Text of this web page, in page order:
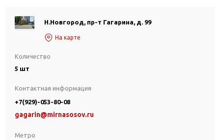
Н.Новгород, пр-т Гагарина, д. 99
На карте
Количество
5 шт
Метро
Контактная информация
+7(929)-053-80-08
gagarin@mirnasosov.ru